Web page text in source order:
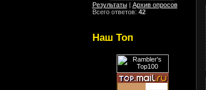
Результаты| Архив опросов
Всего ответов: 42
Наш Топ